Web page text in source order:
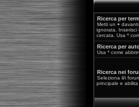
Ricerca per
Metti un +
ignorata. Inserisci
cercata. Usa *
Ricerca per
Usa * come
Ricerca nei
Seleziona il/i
principale e abilita